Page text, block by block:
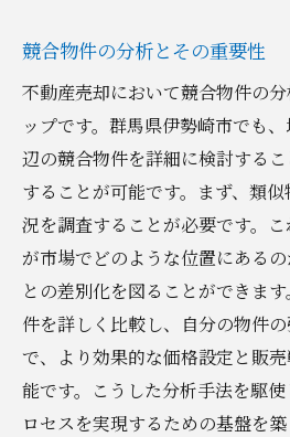
での成功例
地域特性を活かした売
地元文化が不動産価値
地域住民の信頼を得る
ション
地元資産を最大限に活
成功した地元企業との
地元コミュニティを活
群馬県伊勢崎市の不動産市
出す方法
資産価値を最大化する
競合物件の分析とその重要性
不動産売却において競合物件の
ップです。群馬県伊勢崎市でも
辺の競合物件を詳細に検討する
することが可能です。まず、類
況を調査することが必要です。
が市場でどのような位置にある
との差別化を図ることができま
件を詳しく比較し、自分の物件
で、より効果的な価格設定と販
能です。こうした分析手法を駆
ロセスを実現するための基盤を築